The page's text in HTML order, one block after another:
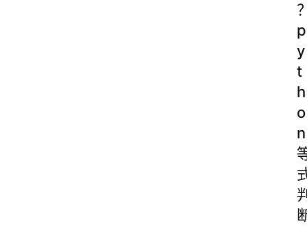
p
y
t
h
o
n